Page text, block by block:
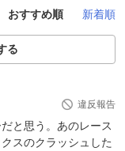
おすすめ順 新着順
る
違反報告
と思う。あのレース
スのクラッシュした